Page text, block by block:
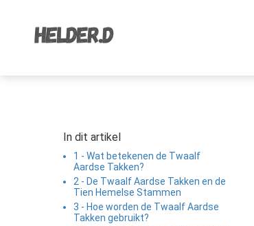
In dit artikel
1 - Wat betekenen de Twaalf
Aardse Takken?
2 - De Twaalf Aardse Takken en de
Tien Hemelse Stammen
3 - Hoe worden de Twaalf Aardse
Takken gebruikt?